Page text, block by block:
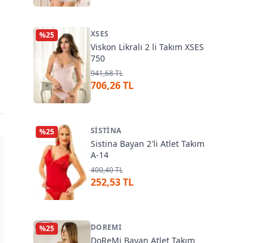
%25 XSES
Viskon Likralı 2 li Takım XSES
750
941,68 TL
706,26 TL
%25 SISTINA
Sistina Bayan 2'li Atlet Takım
A-14
400,40 TL
252,53 TL
%25 DOREMI
DoReMi Bayan Atlet Takım